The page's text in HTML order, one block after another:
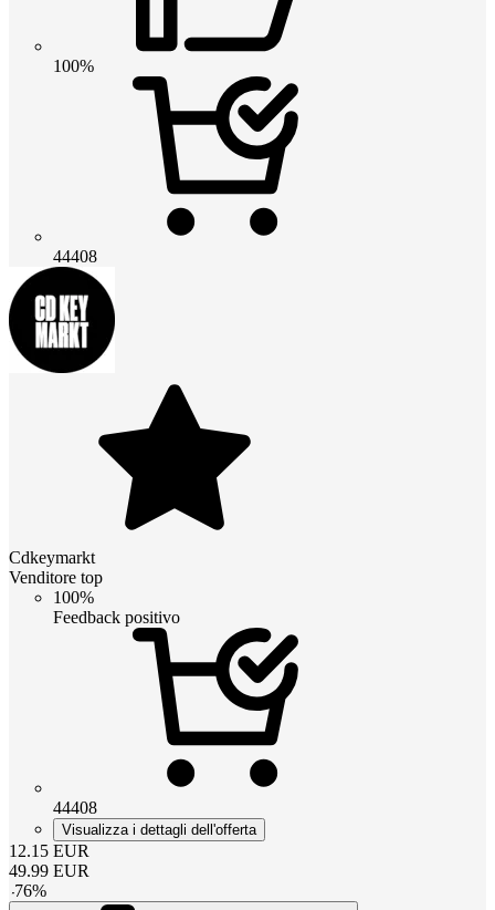
100%
44408
Cdkeymarkt
Venditore top
100%
Feedback positivo
44408
Visualizza i dettagli dell'offerta
12.15 EUR
49.99 EUR
-76%